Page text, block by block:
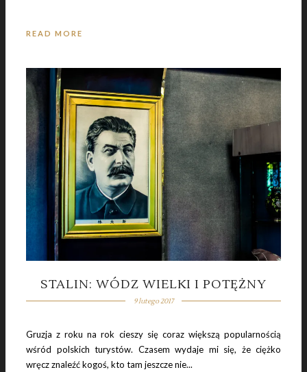
READ MORE
STALIN: WÓDZ WIELKI I POTĘŻNY
9 lutego 2017
Gruzja z roku na rok cieszy się coraz większą popularnością
wśród polskich turystów. Czasem wydaje mi się, że ciężko
wręcz znaleźć kogoś, kto tam jeszcze nie...